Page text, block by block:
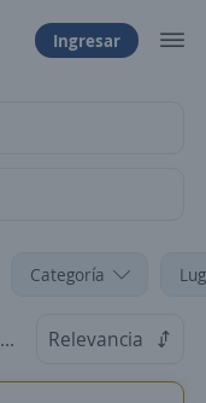
Ingresar
Categoría
Relevancia